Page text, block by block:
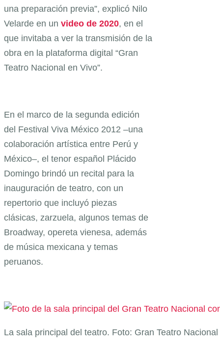
una preparación previa”, explicó Nilo
Velarde en un video de 2020, en el
que invitaba a ver la transmisión de la
obra en la plataforma digital “Gran
Teatro Nacional en Vivo”.
En el marco de la segunda edición
del Festival Viva México 2012 –una
colaboración artística entre Perú y
México–, el tenor español Plácido
Domingo brindó un recital para la
inauguración de teatro, con un
repertorio que incluyó piezas
clásicas, zarzuela, algunos temas de
Broadway, opereta vienesa, además
de música mexicana y temas
peruanos.
La sala principal del teatro. Foto: Gran Teatro Nacional